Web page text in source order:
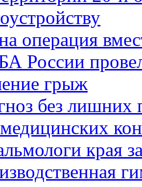
операция
России
грыж
без лишних
края